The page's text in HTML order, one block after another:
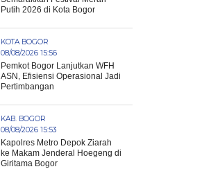
Putih 2026 di Kota Bogor
KOTA BOGOR
08/08/2026 15:56
Pemkot Bogor Lanjutkan WFH
ASN, Efisiensi Operasional Jadi
Pertimbangan
KAB. BOGOR
08/08/2026 15:53
Kapolres Metro Depok Ziarah
ke Makam Jenderal Hoegeng di
Giritama Bogor